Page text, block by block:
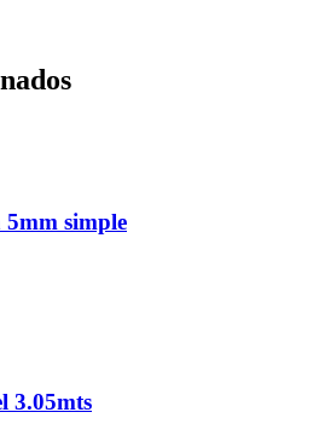
5mm simple
3.05mts